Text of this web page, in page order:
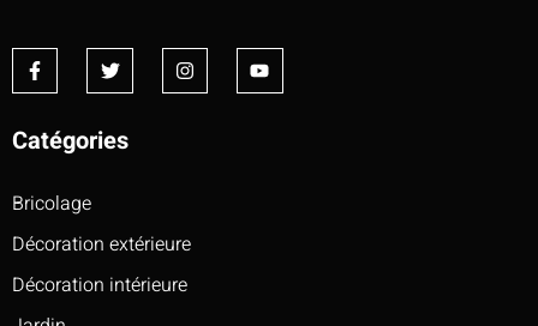
Catégories
Bricolage
Décoration extérieure
Décoration intérieure